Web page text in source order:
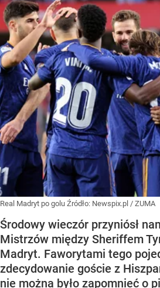
Real Madryt po golu Źródło: Newspix.pl / ZUMA
Środowy wieczór przyniósł
Mistrzów między Sheriffem
Madryt. Faworytami tego
zdecydowanie goście z
nie można było zapomnieć o